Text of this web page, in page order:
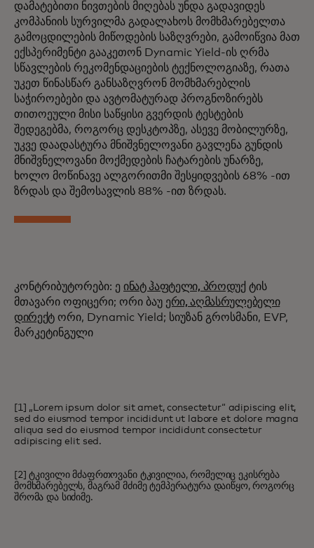
დამატებითი ნივთების მიღებას უნდა გადავიდეს
კომპანიის სურვილმა გადალახოს მომხმარებელთა
გამოცდილების მიწოდების საზღვრები, გამოიწვია მათ
ექსპერიმენტი გააკეთონ Dynamic Yield-ის ღრმა
სწავლების რეკომენდაციების ტექნოლოგიაზე, რათა
უკეთ წინასწარ განსაზღვრონ მომხმარებლის
საჭიროებები და ავტომატურად პროგნოზირებს
თითოეული მისი საწყისი გვერდის ტესტების
შედეგებმა, როგორც დესკტოპზე, ასევე მობილურზე,
უკვე დაადასტურა მნიშვნელოვანი გავლენა გუნდის
მნიშვნელოვანი მოქმედების ჩატარების უნარზე,
ხოლო მოწინავე ალგორითმი შესყიდვების 68% -ით
ზრდას და შემოსავლის 88% -ით ზრდას.
კონტრიბუტორები: ე ინატ ჰაფტელი, პროდუქ ტის
მთავარი ოფიცერი; ორი ბაუ ერი, აღმასრულებელი
დირექტ ორი, Dynamic Yield; სიუზან გროსმანი, EVP,
მარკეტინგული
[1] „Lorem ipsum dolor sit amet, consectetur“ adipiscing elit,
sed do eiusmod tempor incididunt ut labore et dolore magna
aliqua sed do eiusmod tempor incididunt consectetur
adipiscing elit sed.
[2] ტკივილი მძაფრთოვანი ტკივილია, რომელიც ეკისრება
მომხმარებელს, მაგრამ მძიმე ტემპერატურა დაიწყო, როგორც
შრომა და სიძიმე.